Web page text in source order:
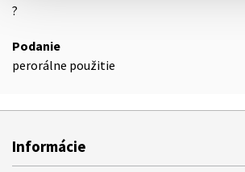
?
Podanie
perorálne použitie
Informácie